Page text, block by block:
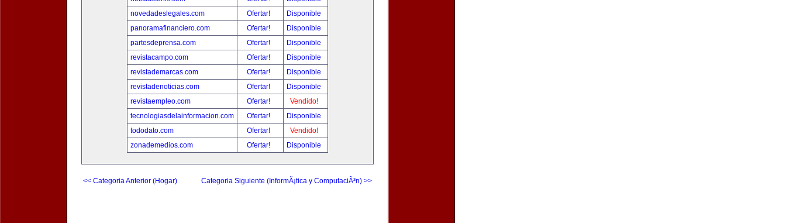
novedadeslegales.com
Ofertar!
Disponible
panoramafinanciero.com
Ofertar!
Disponible
partesdeprensa.com
Ofertar!
Disponible
revistacampo.com
Ofertar!
Disponible
revistademarcas.com
Ofertar!
Disponible
revistadenoticias.com
Ofertar!
Disponible
revistaempleo.com
Ofertar!
Vendido!
tecnologiasdelainformacion.com
Ofertar!
Disponible
tododato.com
Ofertar!
Vendido!
zonademedios.com
Ofertar! Disponible
<< Categoria Anterior (Hogar) Categoria Siguiente (InformÃ¡tica y ComputaciÃ³n) >>